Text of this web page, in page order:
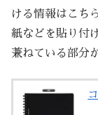
ける情報はこち
紙などを貼り付
兼ねている部分